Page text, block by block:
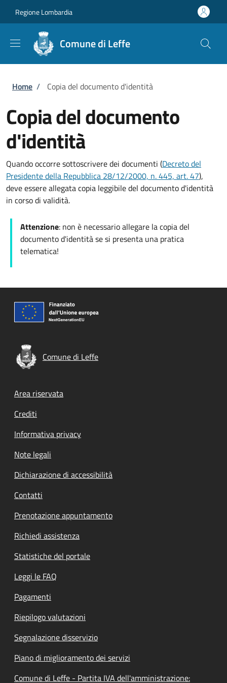
Regione Lombardia
Comune di Leffe
Briciole di pane
Home / Copia del documento d'identità
Copia del documento
d'identità
Quando occorre sottoscrivere dei documenti (Decreto del
Presidente della Repubblica 28/12/2000, n. 445, art. 47),
deve essere allegata copia leggibile del documento d'identità
in corso di validità.
Attenzione: non è necessario allegare la copia del
documento d'identità se si presenta una pratica
telematica!
Comune di Leffe
Footer menu
Area riservata
Crediti
Informativa privacy
Note legali
Dichiarazione di accessibilità
Contatti
Prenotazione appuntamento
Richiedi assistenza
Statistiche del portale
Leggi le FAQ
Pagamenti
Riepilogo valutazioni
Segnalazione disservizio
Piano di miglioramento dei servizi
Comune di Leffe - Partita IVA dell'amministrazione: